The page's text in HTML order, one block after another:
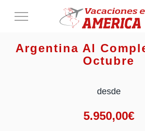
Cambiar
de
Argentina Al
Octubre
desde
5.950,00€